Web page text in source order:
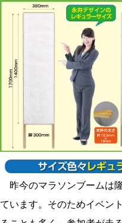
昨今のマラソンブームは
ています。そのためイベン